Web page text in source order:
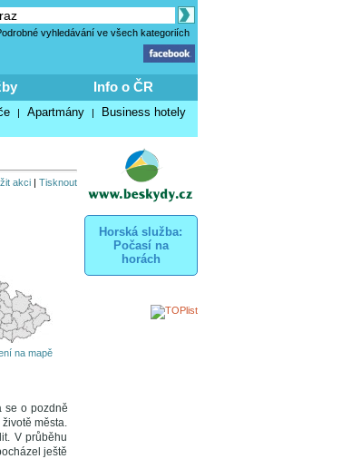
vyhledávání ve všech kategoriích
Info o ČR
| Apartmány | Business hotely
akci| Tisknout
na mapě
se o pozdně
města.
V průběhu
ještě
Horská služba:
Počasí na
horách